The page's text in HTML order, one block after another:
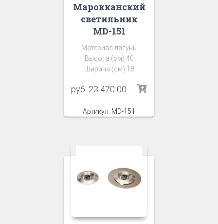
Марокканский
светильник
MD-151
Материал латунь
Высота (см) 40
Ширина (см) 18
руб. 23 470 00
Артикул: MD-151